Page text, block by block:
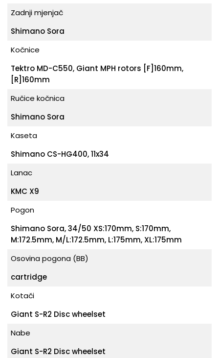
Zadnji mjenjač
Shimano Sora
Kočnice
Tektro MD-C550, Giant MPH rotors [F]160mm,
[R]160mm
Ručice kočnica
Shimano Sora
Kaseta
Shimano CS-HG400, 11x34
Lanac
KMC X9
Pogon
Shimano Sora, 34/50 XS:170mm, S:170mm,
M:172.5mm, M/L:172.5mm, L:175mm, XL:175mm
Osovina pogona (BB)
cartridge
Kotači
Giant S-R2 Disc wheelset
Nabe
Giant S-R2 Disc wheelset